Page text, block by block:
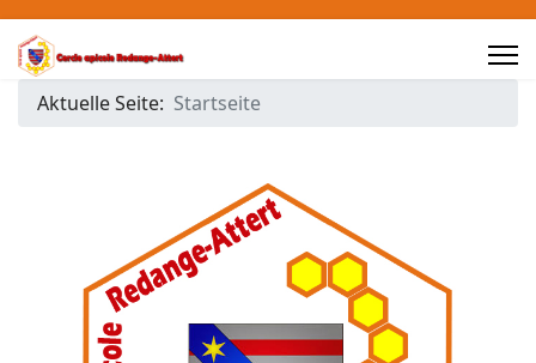
Aktuelle Seite: Startseite